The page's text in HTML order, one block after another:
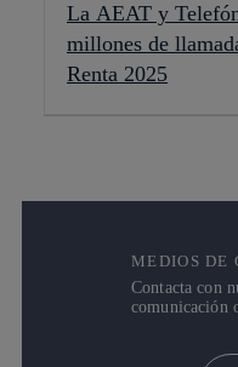
La AEAT y
millones de
Renta 2025
MEDIOS DE
Contacta con
comunicación